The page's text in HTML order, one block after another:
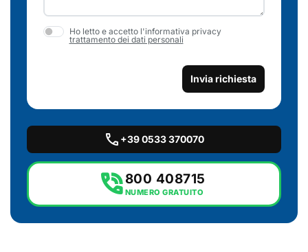
Ho letto e accetto l'informativa privacy
trattamento dei dati personali
Invia richiesta
call +39 0533 370070
phone_in_talk800 408715
NUMERO GRATUITO